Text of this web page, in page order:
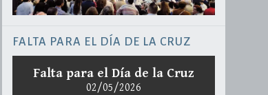
FALTA PARA EL DÍA DE LA CRUZ
Falta para el Día de la Cruz
02/05/2026